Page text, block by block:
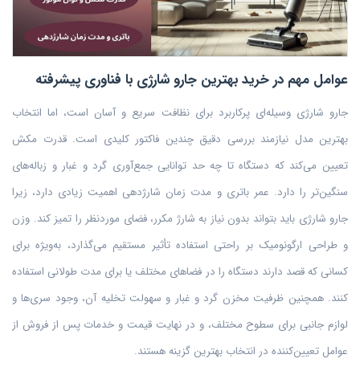
عوامل مهم در خرید بهترین جارو شارژی با فناوری پیشرفته
جارو شارژی وسیله‌ای پرکاربرد برای نظافت سریع و آسان است، اما انتخاب
بهترین مدل نیازمند بررسی دقیق چندین فاکتور کلیدی است. قدرت مکش
تعیین می‌کند که دستگاه تا چه حد توانایی جمع‌آوری گرد و غبار و زباله‌های
سنگین‌تر را دارد. عمر باتری و مدت زمان شارژدهی اهمیت زیادی دارد، زیرا
جارو شارژی باید بتواند بدون نیاز به شارژ مکرر، فضای موردنظر را تمیز کند. وزن
و طراحی ارگونومیک بر راحتی استفاده تأثیر مستقیم می‌گذارد، به‌ویژه برای
کسانی که قصد دارند دستگاه را در فضاهای مختلف یا برای مدت طولانی استفاده
کنند. همچنین ظرفیت مخزن گرد و غبار و سهولت تخلیه آن، وجود سری‌ها و
لوازم جانبی برای سطوح مختلف، و در نهایت قیمت و خدمات پس از فروش از
عوامل تعیین‌کننده در انتخاب بهترین گزینه هستند.